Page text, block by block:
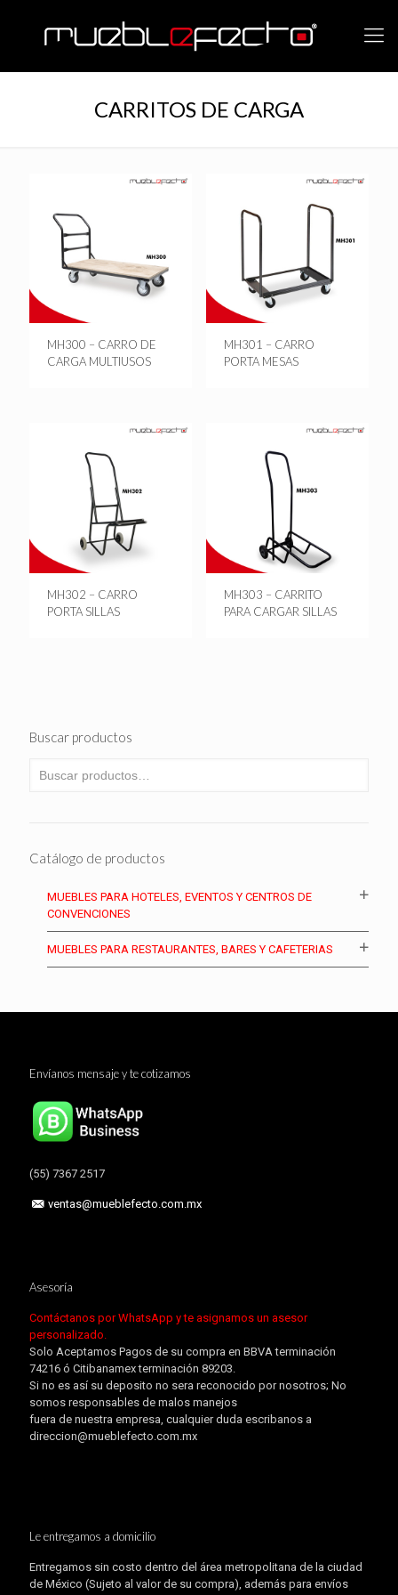
CARRITOS DE CARGA
MH300 – CARRO DE
CARGA MULTIUSOS
MH301 – CARRO
PORTA MESAS
MH302 – CARRO
PORTA SILLAS
MH303 – CARRITO
PARA CARGAR SILLAS
Buscar productos
Catálogo de productos
MUEBLES PARA HOTELES, EVENTOS Y CENTROS DE
CONVENCIONES
MUEBLES PARA RESTAURANTES, BARES Y CAFETERIAS
Envíanos mensaje y te cotizamos
(55) 7367 2517
ventas@mueblefecto.com.mx
Asesoría
Contáctanos por WhatsApp y te asignamos un asesor
personalizado.
Solo Aceptamos Pagos de su compra en BBVA terminación
74216 ó Citibanamex terminación 89203.
Si no es así su deposito no sera reconocido por nosotros; No
somos responsables de malos manejos
fuera de nuestra empresa, cualquier duda escribanos a
direccion@mueblefecto.com.mx
Le entregamos a domicilio
Entregamos sin costo dentro del área metropolitana de la ciudad
de México (Sujeto al valor de su compra), además para envíos